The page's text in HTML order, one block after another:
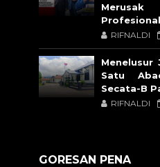
RIFNALDI
Menelusur
Satu
Secata-B
RIFNALDI
GORESAN PENA